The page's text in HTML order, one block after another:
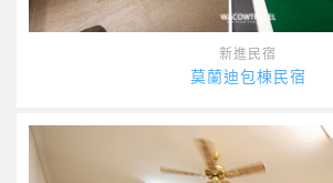
新進民宿
莫蘭迪包棟民宿